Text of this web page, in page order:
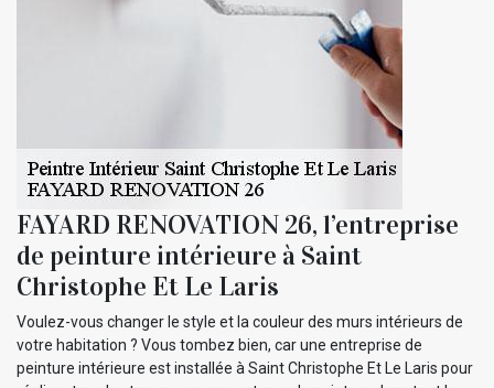
FAYARD RENOVATION 26, l’entreprise
de peinture intérieure à Saint
Christophe Et Le Laris
Voulez-vous changer le style et la couleur des murs intérieurs de
votre habitation ? Vous tombez bien, car une entreprise de
peinture intérieure est installée à Saint Christophe Et Le Laris pour